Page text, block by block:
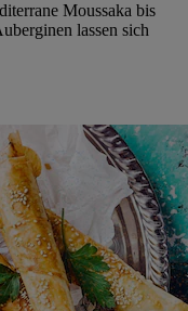
Moussaka bis
lassen sich